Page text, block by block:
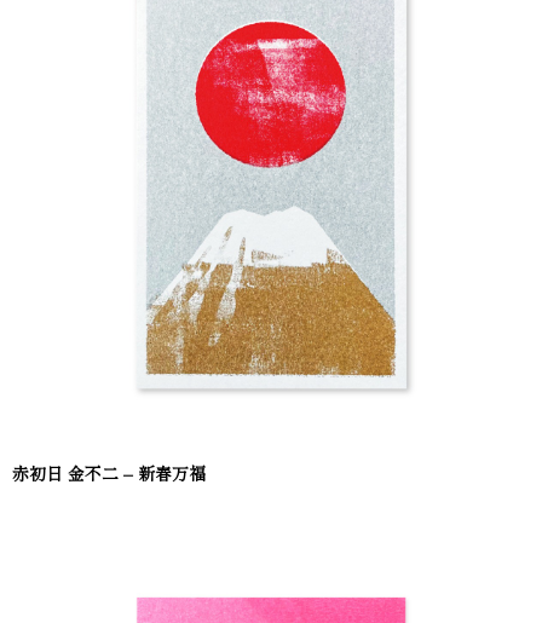
赤初日 金不二 – 新春万福